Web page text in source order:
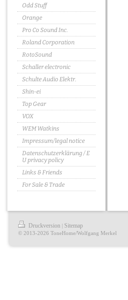
Odd Stuff
Orange
Pro Co Sound Inc.
Roland Corporation
RotoSound
Schaller electronic
Schulte Audio Elektr.
Shin-ei
Top Gear
VOX
WEM Watkins
Impressum/legal notice
Datenschutzerklärung / E
U privacy policy
Links & Friends
For Sale & Trade
Druckversion | Sitemap
© 2013-2026 ToneHome/Wolfgang Merkel